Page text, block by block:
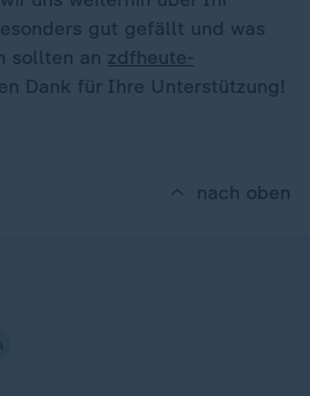
gut gefällt und was
sollten an zdfheute-
Dank für Ihre Unterstützung!
nach oben